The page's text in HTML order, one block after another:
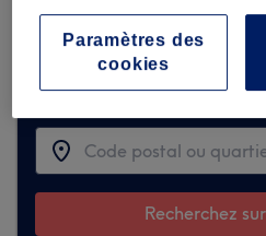
Trouver les meilleurs
autour de vous
Recherchez
Paramètres des
cookies